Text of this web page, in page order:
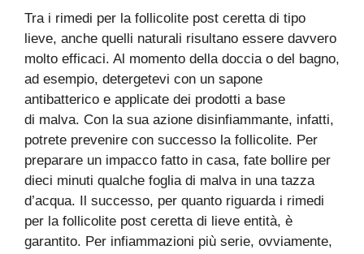
Tra i rimedi per la follicolite post ceretta di tipo
lieve, anche quelli naturali risultano essere davvero
molto efficaci. Al momento della doccia o del bagno,
ad esempio, detergetevi con un sapone
antibatterico e applicate dei prodotti a base
di malva. Con la sua azione disinfiammante, infatti,
potrete prevenire con successo la follicolite. Per
preparare un impacco fatto in casa, fate bollire per
dieci minuti qualche foglia di malva in una tazza
d’acqua. Il successo, per quanto riguarda i rimedi
per la follicolite post ceretta di lieve entità, è
garantito. Per infiammazioni più serie, ovviamente,